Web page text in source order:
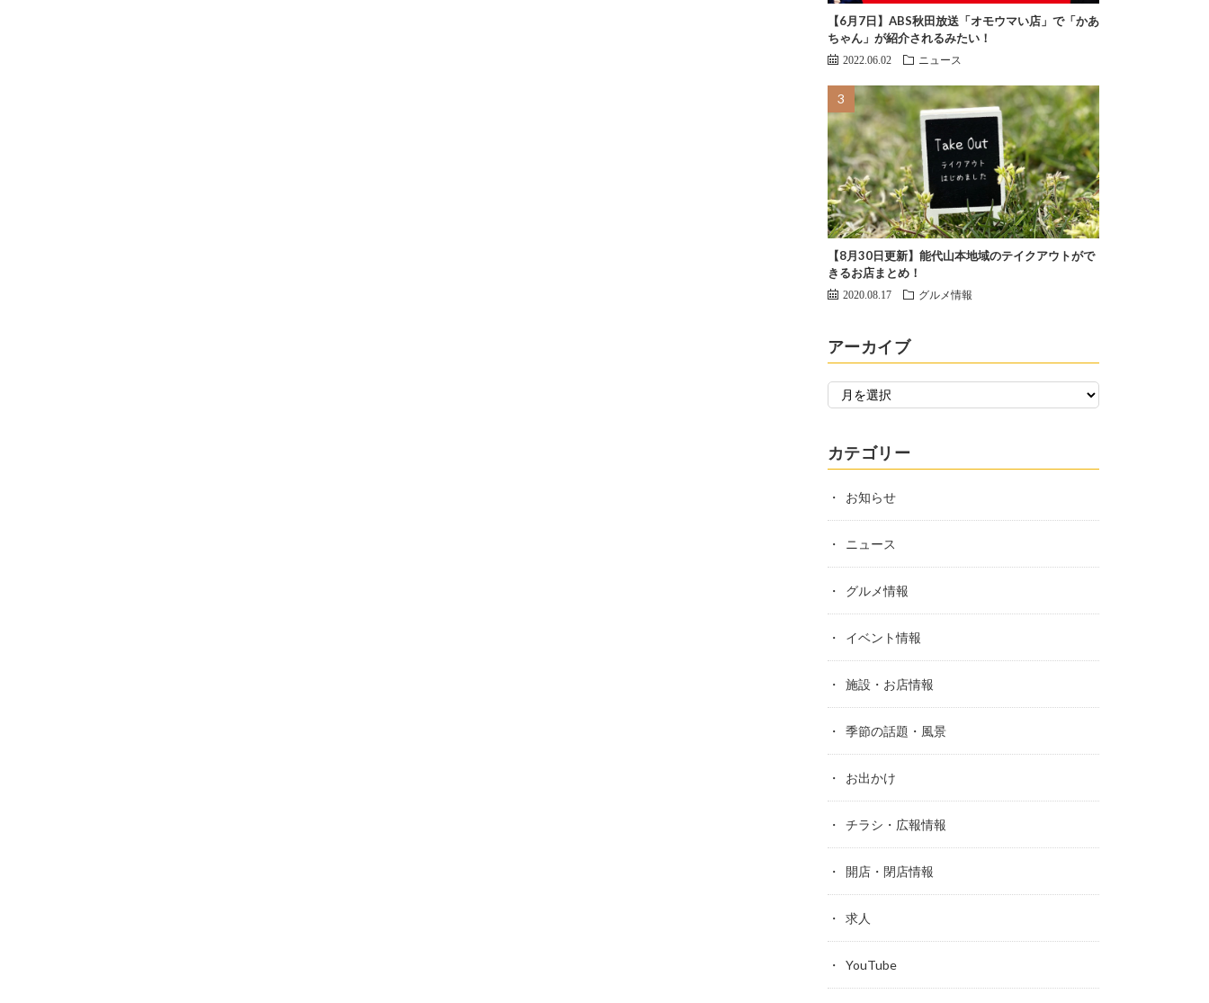
【6月7日】ABS秋田放送「オモウマい店」で「かあ
ちゃん」が紹介されるみたい！
2022.06.02 ニュース
【8月30日更新】能代山本地域のテイクアウトがで
きるお店まとめ！
2020.08.17 グルメ情報
アーカイブ
カテゴリー
お知らせ
ニュース
グルメ情報
イベント情報
施設・お店情報
季節の話題・風景
お出かけ
チラシ・広報情報
開店・閉店情報
求人
YouTube